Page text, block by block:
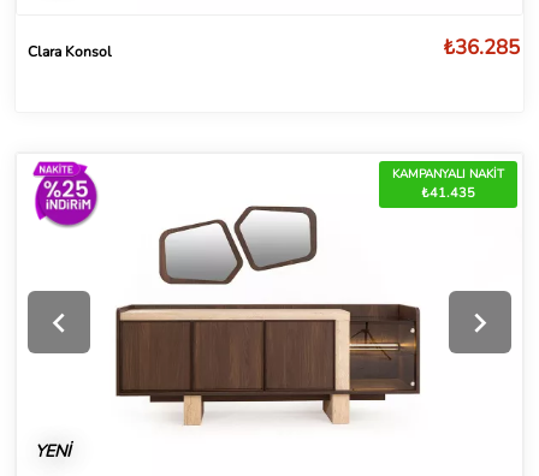
Clara Konsol ₺36.285
KAMPANYALI NAKİT
₺41.435
YENİ